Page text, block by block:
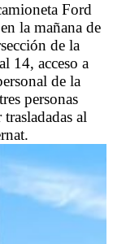
Ford
la mañana de
de la
14, acceso a
de la
personas
al